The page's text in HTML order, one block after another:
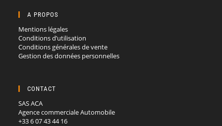
A PROPOS
Mentions légales
Conditions d’utilisation
Conditions générales de vente
Gestion des données personnelles
CONTACT
SAS ACA
Agence commerciale Automobile
+33 6 07 43 44 16